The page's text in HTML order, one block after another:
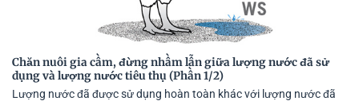
Chăn nuôi gia cầm, đừng nhầm lẫn giữa lượng nước đã sử
dụng và lượng nước tiêu thụ (Phần 1/2)
Lượng nước đã được sử dụng hoàn toàn khác với lượng nước đã